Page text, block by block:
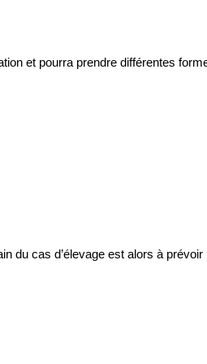
et pourra prendre différentes
du cas d’élevage est alors à prévoir